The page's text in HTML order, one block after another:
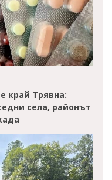
край Трявна:
села, районът